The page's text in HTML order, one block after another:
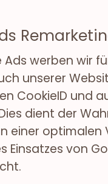
Ads werben wir
unserer
CookieID und
dient der
einer optimalen
Einsatzes von